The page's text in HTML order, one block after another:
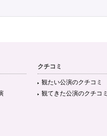
クチコミ
観たい公演のクチコミ
観てきた公演のクチコミ